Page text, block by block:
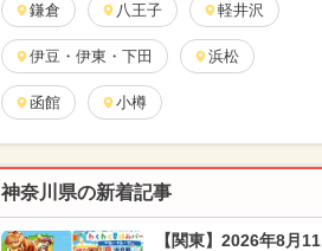
鎌倉 八王子 軽井沢
伊豆・伊東・下田 浜松
函館 小樽
神奈川県の新着記事
【関東】2026年8月11